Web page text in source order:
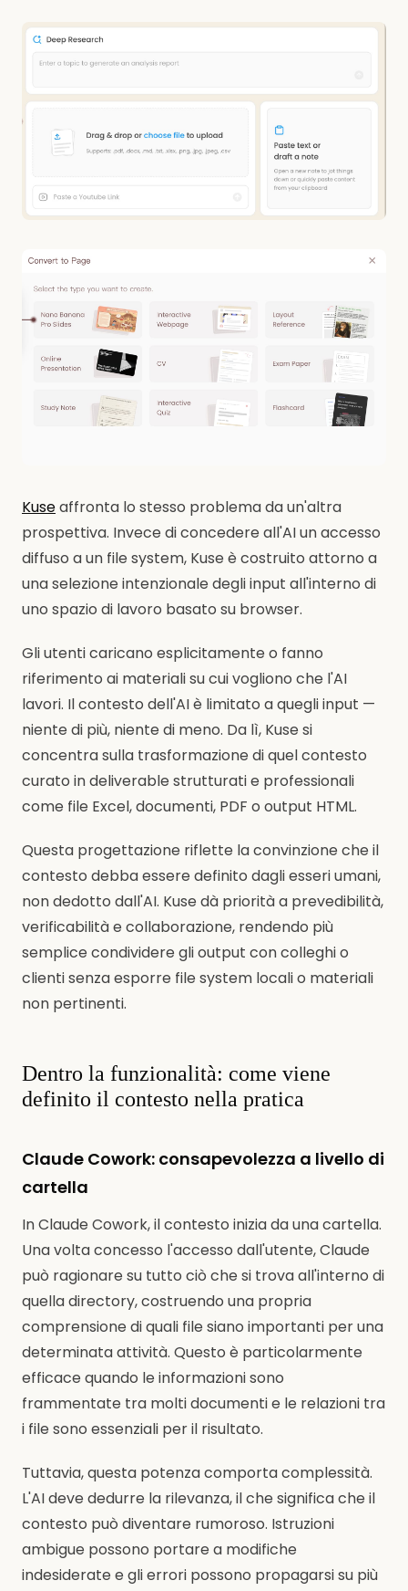
Kuseaffronta lo stesso problema da un'altra
prospettiva. Invece di concedere all'AI un accesso
diffuso a un file system, Kuse è costruito attorno a
una selezione intenzionale degli input all'interno di
uno spazio di lavoro basato su browser.
Gli utenti caricano esplicitamente o fanno
riferimento ai materiali su cui vogliono che l'AI
lavori. Il contesto dell'AI è limitato a quegli input —
niente di più, niente di meno. Da lì, Kuse si
concentra sulla trasformazione di quel contesto
curato in deliverable strutturati e professionali
come file Excel, documenti, PDF o output HTML.
Questa progettazione riflette la convinzione che il
contesto debba essere definito dagli esseri umani,
non dedotto dall'AI. Kuse dà priorità a prevedibilità,
verificabilità e collaborazione, rendendo più
semplice condividere gli output con colleghi o
clienti senza esporre file system locali o materiali
non pertinenti.
Dentro la funzionalità: come viene
definito il contesto nella pratica
Claude Cowork: consapevolezza a livello di
cartella
In Claude Cowork, il contesto inizia da una cartella.
Una volta concesso l'accesso dall'utente, Claude
può ragionare su tutto ciò che si trova all'interno di
quella directory, costruendo una propria
comprensione di quali file siano importanti per una
determinata attività. Questo è particolarmente
efficace quando le informazioni sono
frammentate tra molti documenti e le relazioni tra
i file sono essenziali per il risultato.
Tuttavia, questa potenza comporta complessità.
L'AI deve dedurre la rilevanza, il che significa che il
contesto può diventare rumoroso. Istruzioni
ambigue possono portare a modifiche
indesiderate e gli errori possono propagarsi su più